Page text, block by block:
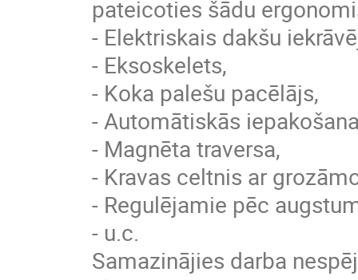
pateicoties šādu
- Elektriskais dakšu
- Eksoskelets,
- Koka palešu pacēlājs,
- Automātiskās
- Magnēta traversa,
- Kravas celtnis ar
- Regulējamie pēc
- u.c.
Samazinājies darba